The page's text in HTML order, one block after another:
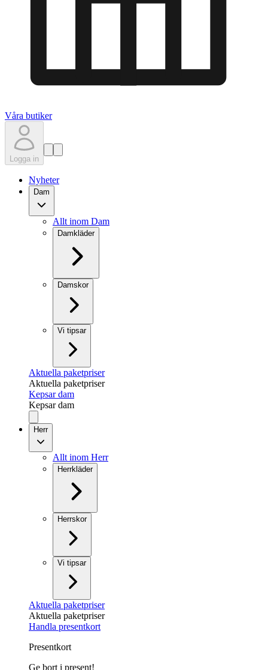
Våra butiker
Logga in
Nyheter
Dam
Allt inom Dam
Damkläder
Damskor
Vi tipsar
Aktuella paketpriser
Aktuella paketpriser
Kepsar dam
Kepsar dam
Herr
Allt inom Herr
Herrkläder
Herrskor
Vi tipsar
Aktuella paketpriser
Aktuella paketpriser
Handla presentkort
Presentkort
Ge bort i present!